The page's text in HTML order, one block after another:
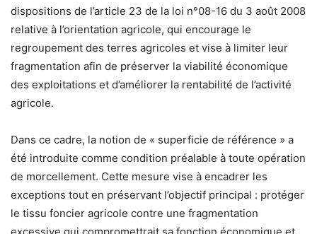
dispositions de l’article 23 de la loi n°08-16 du 3 août 2008
relative à l’orientation agricole, qui encourage le
regroupement des terres agricoles et vise à limiter leur
fragmentation afin de préserver la viabilité économique
des exploitations et d’améliorer la rentabilité de l’activité
agricole.
Dans ce cadre, la notion de « superficie de référence » a
été introduite comme condition préalable à toute opération
de morcellement. Cette mesure vise à encadrer les
exceptions tout en préservant l’objectif principal : protéger
le tissu foncier agricole contre une fragmentation